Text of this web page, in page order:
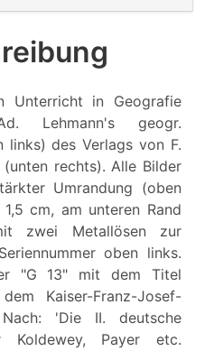
Unterricht in Geografie
Lehmann's geogr.
links) des Verlags von F.
rechts). Alle Bilder
Umrandung (oben
cm, am unteren Rand
zwei Metallösen zur
oben links.
"G 13" mit dem Titel
Kaiser-Franz-Josef-
'Die II. deutsche
Koldewey, Payer etc.